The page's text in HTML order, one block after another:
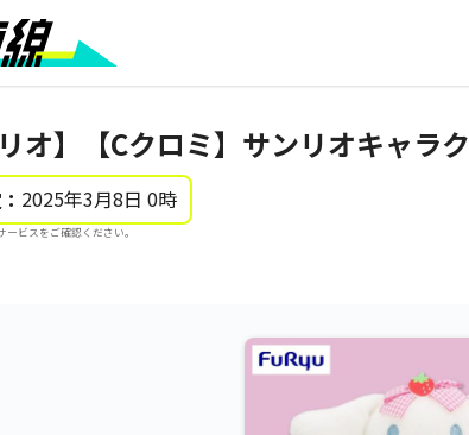
リオ】【Cクロミ】サンリオキャラ
2025年3月8日 0時
ビスをご確認ください。